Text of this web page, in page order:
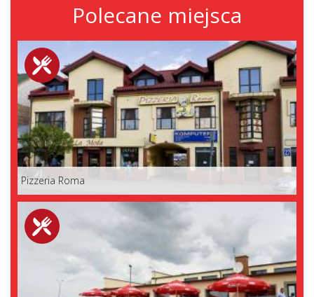
Polecane miejsca
Pizzeria Roma